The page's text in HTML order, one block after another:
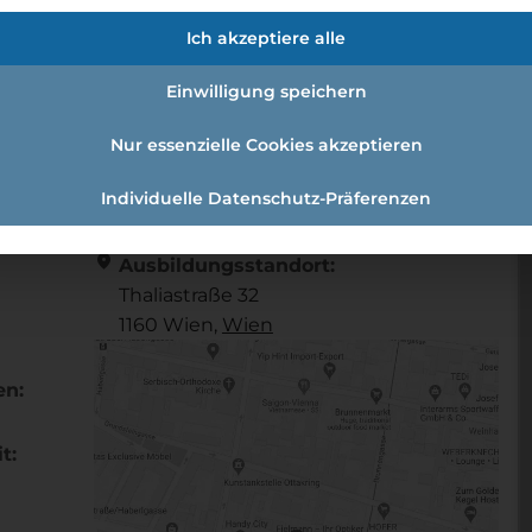
(w/m/d)
location_on Ausbildungsstandort:
Thaliastraße 32
1160 Wien, Wien
Ich akzeptiere alle
Einwilligung speichern
Nur essenzielle Cookies akzeptieren
Individuelle Datenschutz-Präferenzen